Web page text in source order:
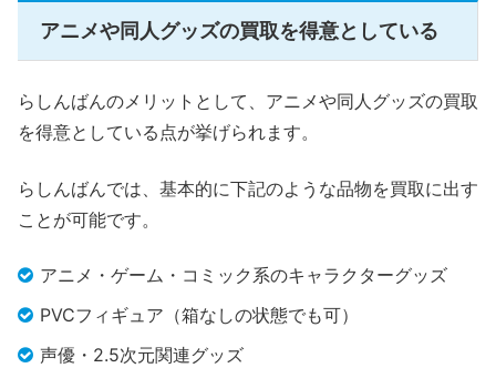
アニメや同人グッズの買取を得意としている
らしんばんのメリットとして、アニメや同人グッズの買取
を得意としている点が挙げられます。
らしんばんでは、基本的に下記のような品物を買取に出す
ことが可能です。
アニメ・ゲーム・コミック系のキャラクターグッズ
PVCフィギュア（箱なしの状態でも可）
声優・2.5次元関連グッズ